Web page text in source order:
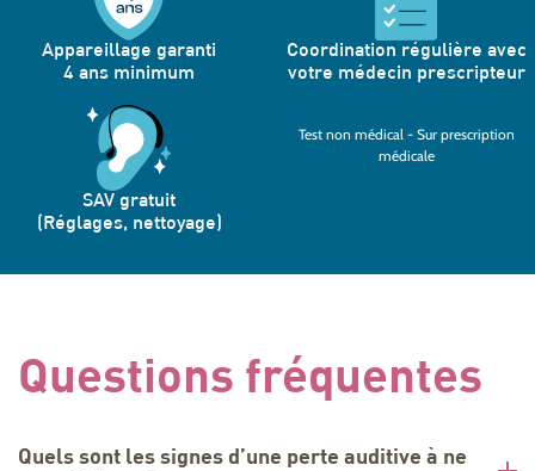
Appareillage garanti
4 ans minimum
Coordination régulière avec
votre médecin prescripteur
SAV gratuit
(Réglages, nettoyage)
Test non médical - Sur prescription
médicale
Questions fréquentes
Quels sont les signes d’une perte auditive à ne